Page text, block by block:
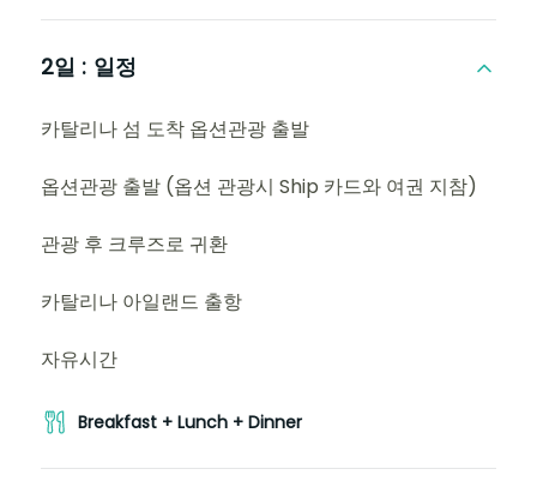
2일 : 일정
카탈리나 섬 도착 옵션관광 출발
옵션관광 출발 (옵션 관광시 Ship 카드와 여권 지참)
관광 후 크루즈로 귀환
카탈리나 아일랜드 출항
자유시간
Breakfast + Lunch + Dinner